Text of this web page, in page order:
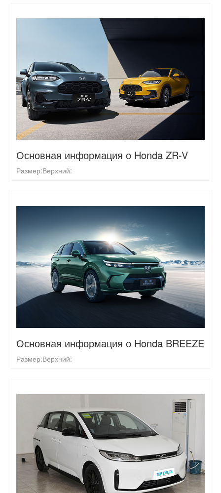
Основная информация о Honda ZR-V
Размер:Верхний:
Основная информация о Honda BREEZE
Размер:Верхний: